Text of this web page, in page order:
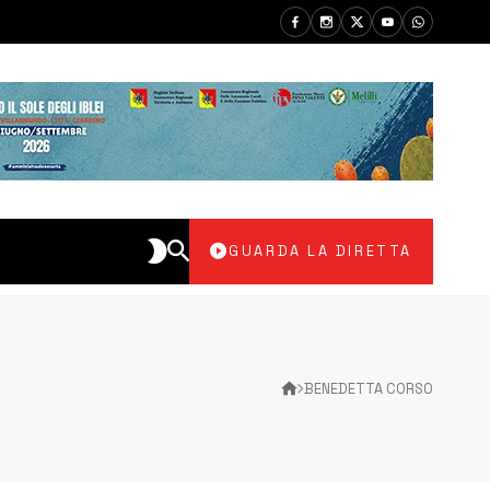
GUARDA LA DIRETTA
BENEDETTA CORSO